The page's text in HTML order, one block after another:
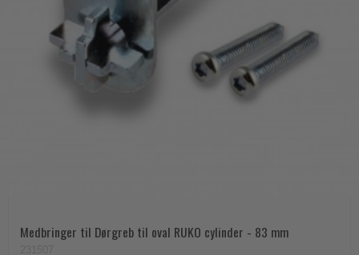
Medbringer til Dørgreb til oval RUKO cylinder - 83 mm